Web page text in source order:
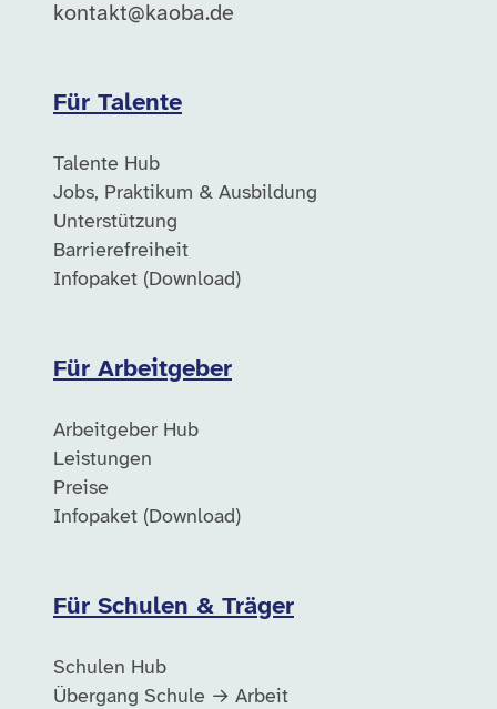
kontakt@kaoba.de
Für Talente
Talente Hub
Jobs, Praktikum & Ausbildung
Unterstützung
Barrierefreiheit
Infopaket (Download)
Für Arbeitgeber
Arbeitgeber Hub
Leistungen
Preise
Infopaket (Download)
Für Schulen & Träger
Schulen Hub
Übergang Schule → Arbeit